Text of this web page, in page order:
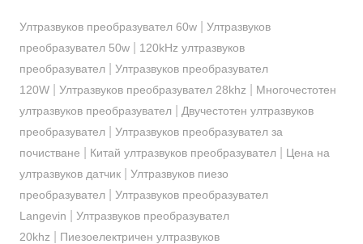
Ултразвуков преобразувател 60w| Ултразвуков
преобразувател 50w| 120kHz ултразвуков
преобразувател
Ултразвуков преобразувател
120W| Ултразвуков преобразувател 28khz
Многочестотен
ултразвуков преобразувател
Двучестотен ултразвуков
преобразувател
Ултразвуков преобразувател за
почистване
Китай ултразвуков преобразувател
Цена на
ултразвуков датчик| Ултразвуков пиезо
преобразувател
Ултразвуков преобразувател
Langevin
Ултразвуков преобразувател
20khz
Пиезоелектричен ултразвуков